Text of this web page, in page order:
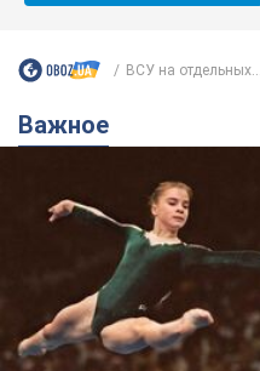
ВСУ на отдельных...
Важное